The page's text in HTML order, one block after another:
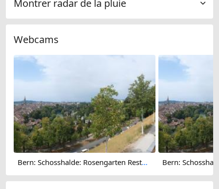
Montrer radar de la pluie
Webcams
Bern: Schosshalde: Rosengarten Restaurant 180°